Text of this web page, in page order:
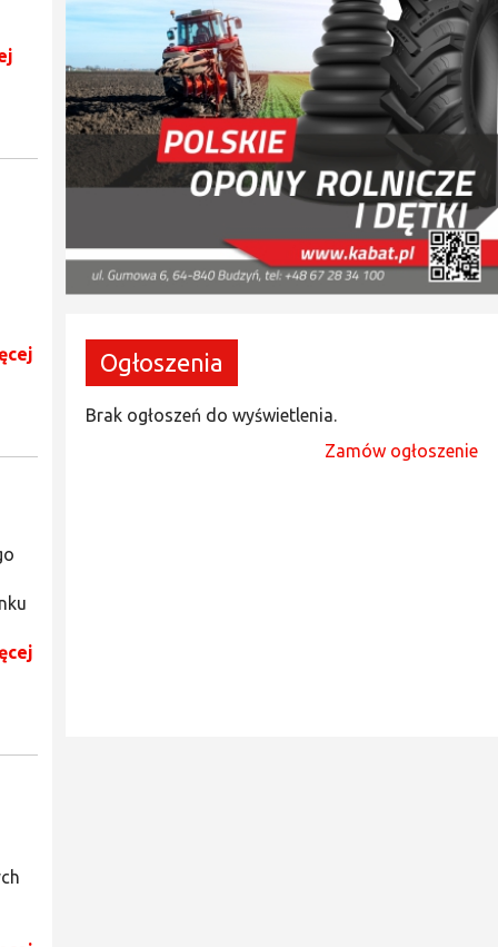
Ogłoszenia
Brak ogłoszeń do wyświetlenia.
Zamów ogłoszenie